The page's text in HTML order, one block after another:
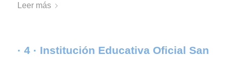
Leer más
· 4 · Institución Educativa Oficial San